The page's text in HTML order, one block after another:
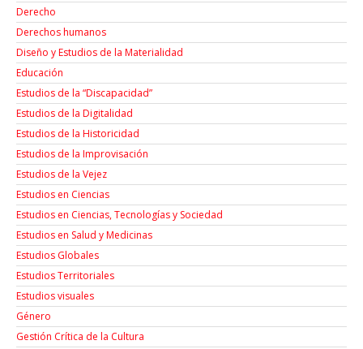
Derecho
Derechos humanos
Diseño y Estudios de la Materialidad
Educación
Estudios de la “Discapacidad”
Estudios de la Digitalidad
Estudios de la Historicidad
Estudios de la Improvisación
Estudios de la Vejez
Estudios en Ciencias
Estudios en Ciencias, Tecnologías y Sociedad
Estudios en Salud y Medicinas
Estudios Globales
Estudios Territoriales
Estudios visuales
Género
Gestión Crítica de la Cultura